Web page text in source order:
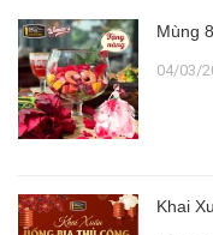
Mùng
04/03/
Khai